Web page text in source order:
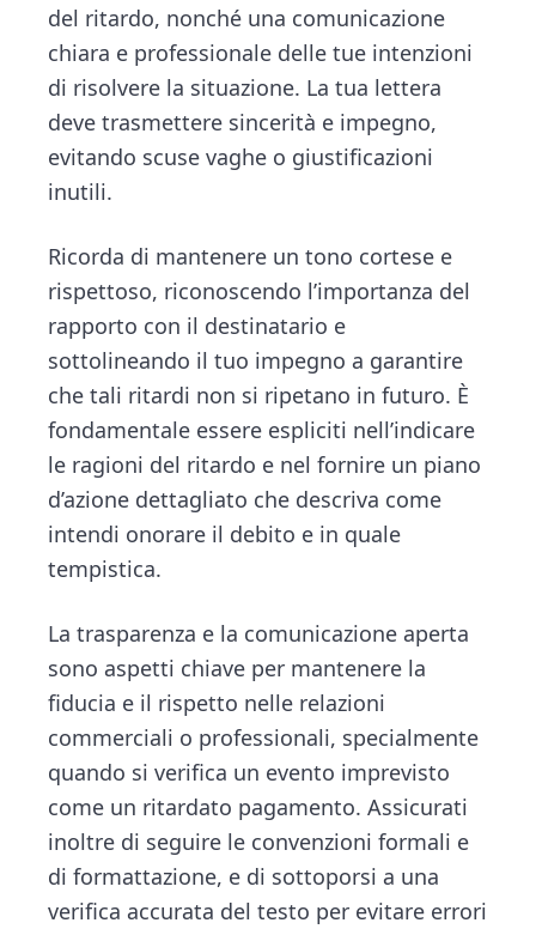
del ritardo, nonché una comunicazione
chiara e professionale delle tue intenzioni
di risolvere la situazione. La tua lettera
deve trasmettere sincerità e impegno,
evitando scuse vaghe o giustificazioni
inutili.
Ricorda di mantenere un tono cortese e
rispettoso, riconoscendo l’importanza del
rapporto con il destinatario e
sottolineando il tuo impegno a garantire
che tali ritardi non si ripetano in futuro. È
fondamentale essere espliciti nell’indicare
le ragioni del ritardo e nel fornire un piano
d’azione dettagliato che descriva come
intendi onorare il debito e in quale
tempistica.
La trasparenza e la comunicazione aperta
sono aspetti chiave per mantenere la
fiducia e il rispetto nelle relazioni
commerciali o professionali, specialmente
quando si verifica un evento imprevisto
come un ritardato pagamento. Assicurati
inoltre di seguire le convenzioni formali e
di formattazione, e di sottoporsi a una
verifica accurata del testo per evitare errori